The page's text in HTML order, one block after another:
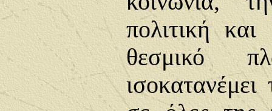
πολιτική
θεσμικό